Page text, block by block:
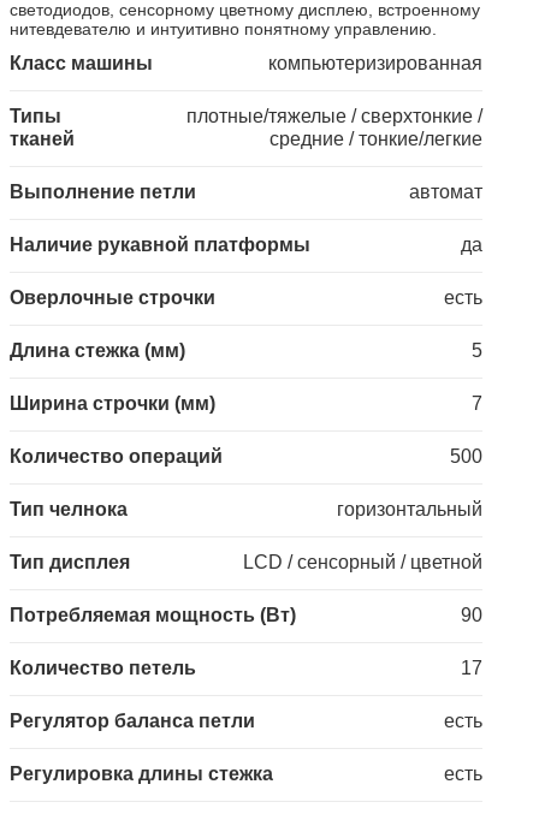
светодиодов, сенсорному цветному дисплею, встроенному
нитевдевателю и интуитивно понятному управлению.
Класс машины компьютеризированная
Типы
тканей
плотные/тяжелые / сверхтонкие /
средние / тонкие/легкие
Выполнение петли автомат
Наличие рукавной платформы да
Оверлочные строчки есть
Длина стежка (мм) 5
Ширина строчки (мм) 7
Количество операций 500
Тип челнока горизонтальный
Тип дисплея LCD / сенсорный / цветной
Потребляемая мощность (Вт) 90
Количество петель 17
Регулятор баланса петли есть
Регулировка длины стежка есть